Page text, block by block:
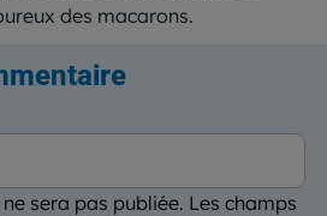
des macarons.
sera pas publiée. Les champs